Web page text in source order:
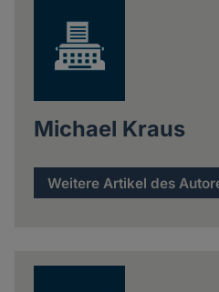
Michael Kraus
Weitere Artikel des